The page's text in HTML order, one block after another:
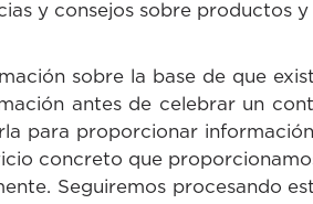
y consejos sobre productos
sobre la base de que
antes de celebrar un
para proporcionar
concreto que
Seguiremos procesando